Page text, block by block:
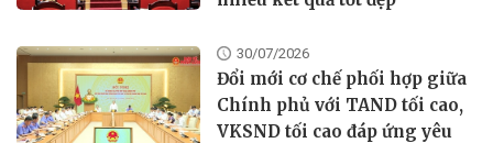
30/07/2026
Đổi mới cơ chế phối hợp giữa
Chính phủ với TAND tối cao,
VKSND tối cao đáp ứng yêu